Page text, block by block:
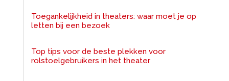
Toegankelijkheid in theaters: waar moet je op
letten bij een bezoek
Top tips voor de beste plekken voor
rolstoelgebruikers in het theater